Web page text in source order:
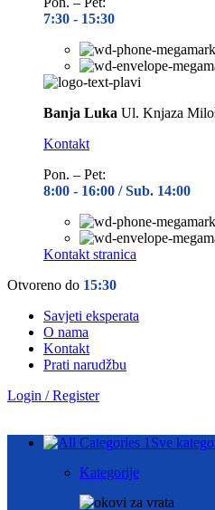
7:30 - 15:30
Banja Luka Ul. Knjaza
Kontakt
Pon. – Pet:
8:00 - 16:00 / Sub. 14:00
Kontakt stranica
Otvoreno do 15:30
Savjeti eksperata
O nama
Kontakt
Prati narudžbu
Login / Register
Sve
Kategorije